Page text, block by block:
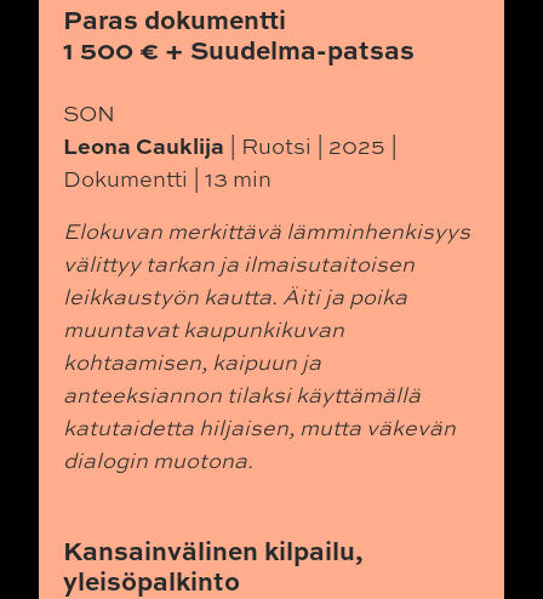
Paras dokumentti
1 500 € + Suudelma-patsas
SON
Leona Cauklija | Ruotsi | 2025 |
Dokumentti | 13 min
Elokuvan merkittävä lämminhenkisyys
välittyy tarkan ja ilmaisutaitoisen
leikkaustyön kautta. Äiti ja poika
muuntavat kaupunkikuvan
kohtaamisen, kaipuun ja
anteeksiannon tilaksi käyttämällä
katutaidetta hiljaisen, mutta väkevän
dialogin muotona.
Kansainvälinen kilpailu,
yleisöpalkinto